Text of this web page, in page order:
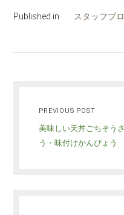
Published in スタッフブ
PREVIOUS POST
美味しい天丼ごちそう
う・味付けかんぴょ